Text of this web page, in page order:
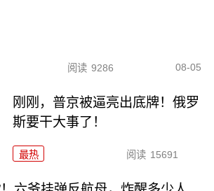
阅读 9286 08-05
刚刚，普京被逼亮出底牌！俄罗
斯要干大事了！
最热 阅读 15691